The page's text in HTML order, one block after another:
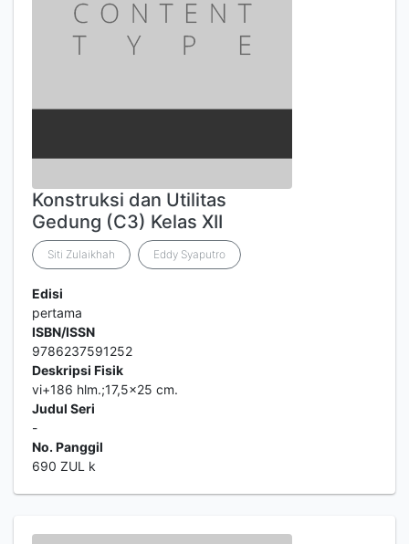
Konstruksi dan Utilitas
Gedung (C3) Kelas XII
Siti Zulaikhah Eddy Syaputro
Edisi
pertama
ISBN/ISSN
9786237591252
Deskripsi Fisik
vi+186 hlm.;17,5x25 cm.
Judul Seri
-
No. Panggil
690 ZUL k